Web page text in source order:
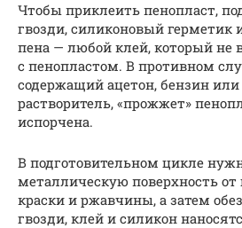
Чтобы приклеить пенопласт,
гвозди, силиконовый герметик
пена — любой клей, который не
с пенопластом. В противном
содержащий ацетон, бензин или
растворитель, «прожжет»
испорчена.
В подготовительном цикле
металлическую поверхность от
краски и ржавчины, а затем
гвозди, клей и силикон